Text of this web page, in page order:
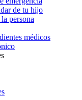
de tu hijo
persona
médicos